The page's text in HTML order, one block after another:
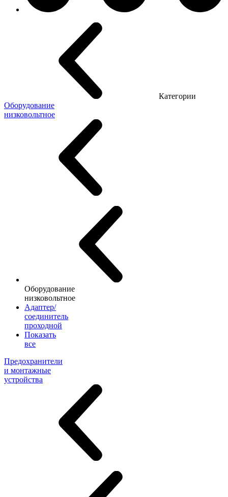
Категории
Оборудование
низковольтное
Оборудование
низковольтное
Адаптер/
соединитель
проходной
Показать
все
Предохранители
и монтажные
устройства